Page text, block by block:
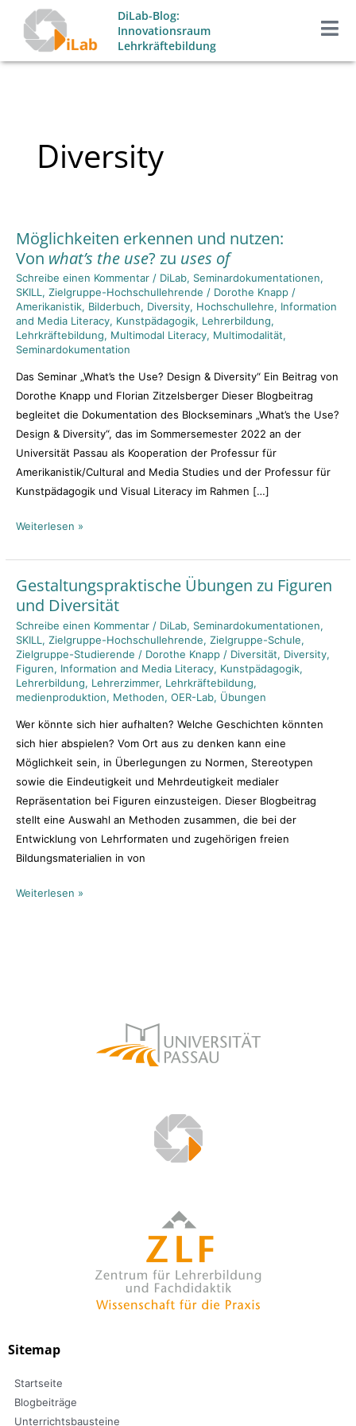
Inhalt
springen
DiLab-Blog:
Innovationsraum
Lehrkräftebildung
Diversity
Möglichkeiten erkennen und nutzen:
Von what’s the use? zu uses of
Schreibe einen Kommentar / DiLab, Seminardokumentationen,
SKILL,Zielgruppe-Hochschullehrende / Dorothe Knapp/
Amerikanistik, Bilderbuch, Diversity, Hochschullehre, Information
and Media Literacy, Kunstpädagogik, Lehrerbildung,
Lehrkräftebildung, Multimodal Literacy, Multimodalität,
Seminardokumentation
Das Seminar „What’s the Use? Design & Diversity“ Ein Beitrag von
Dorothe Knapp und Florian Zitzelsberger Dieser Blogbeitrag
begleitet die Dokumentation des Blockseminars „What’s the Use?
Design & Diversity“, das im Sommersemester 2022 an der
Universität Passau als Kooperation der Professur für
Amerikanistik/Cultural and Media Studies und der Professur für
Kunstpädagogik und Visual Literacy im Rahmen […]
Möglichkeiten
erkennen
und
nutzen:
Vonwhat’s
the
use? zuuses
of
Weiterlesen »
Gestaltungspraktische Übungen zu Figuren
und Diversität
Schreibe einen Kommentar / DiLab, Seminardokumentationen,
SKILL ,Zielgruppe-Hochschullehrende,Zielgruppe-Schule,
Zielgruppe-Studierende / Dorothe Knapp / Diversität, Diversity,
Figuren, Information and Media Literacy, Kunstpädagogik,
Lehrerbildung, Lehrerzimmer, Lehrkräftebildung,
medienproduktion, Methoden,OER-Lab, Übungen
Wer könnte sich hier aufhalten? Welche Geschichten könnten
sich hier abspielen? Vom Ort aus zu denken kann eine
Möglichkeit sein, in Überlegungen zu Normen, Stereotypen
sowie die Eindeutigkeit und Mehrdeutigkeit medialer
Repräsentation bei Figuren einzusteigen. Dieser Blogbeitrag
stellt eine Auswahl an Methoden zusammen, die bei der
Entwicklung von Lehrformaten und zugehörigen freien
Bildungsmaterialien in von
Gestaltungspraktische
Übungen
zu
Figuren
und
Diversität
Weiterlesen »
Sitemap
Startseite
Blogbeiträge
Unterrichtsbausteine